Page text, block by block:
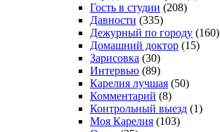
Гость в студии (208)
Давности (335)
Дежурный по городу (160)
Домашний доктор (15)
Зарисовка (30)
Интервью (89)
Карелия лучшая (50)
Комментарий (8)
Контрольный выезд (1)
Моя Карелия (103)